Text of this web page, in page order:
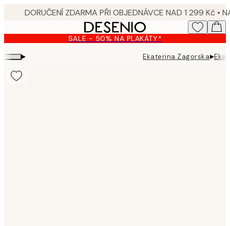
content.
SALE - 50% NA PLAKÁTY*
▸ Ekaterina Zagorska▸